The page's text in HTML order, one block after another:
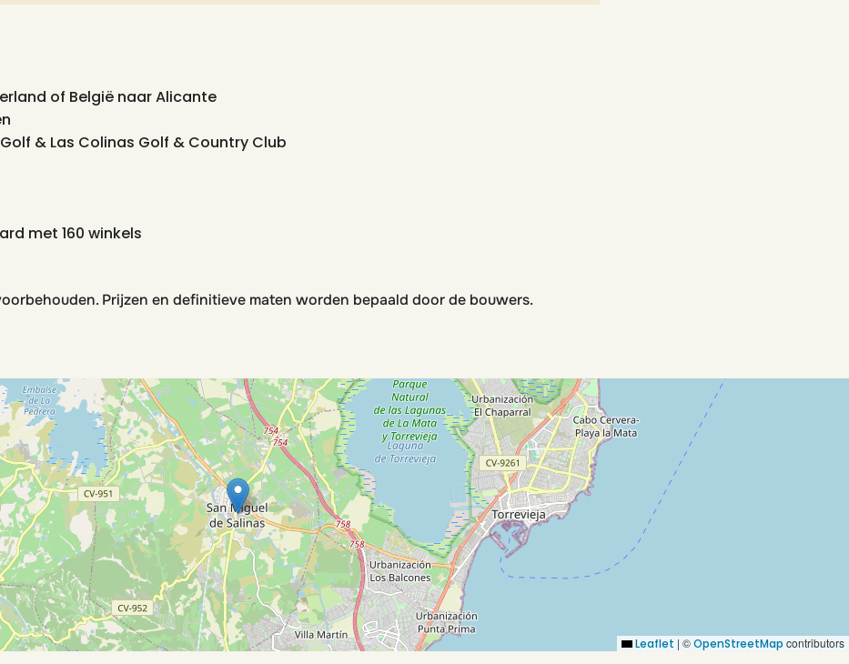
of België naar Alicante
& Las Colinas Golf & Country Club
met 160 winkels
Prijzen en definitieve maten worden bepaald door de bouwers.
Leaflet | ©OpenStreetMap contributors